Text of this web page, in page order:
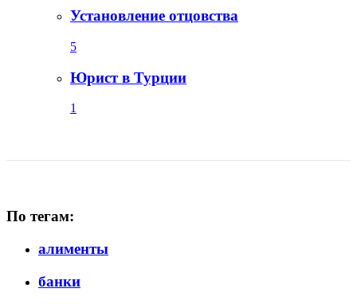
Установление отцовства
5
Юрист в Турции
1
По тегам:
алименты
банки